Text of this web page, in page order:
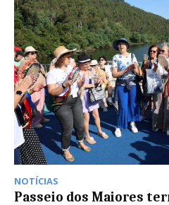
NOTÍCIAS
Passeio dos Maiores